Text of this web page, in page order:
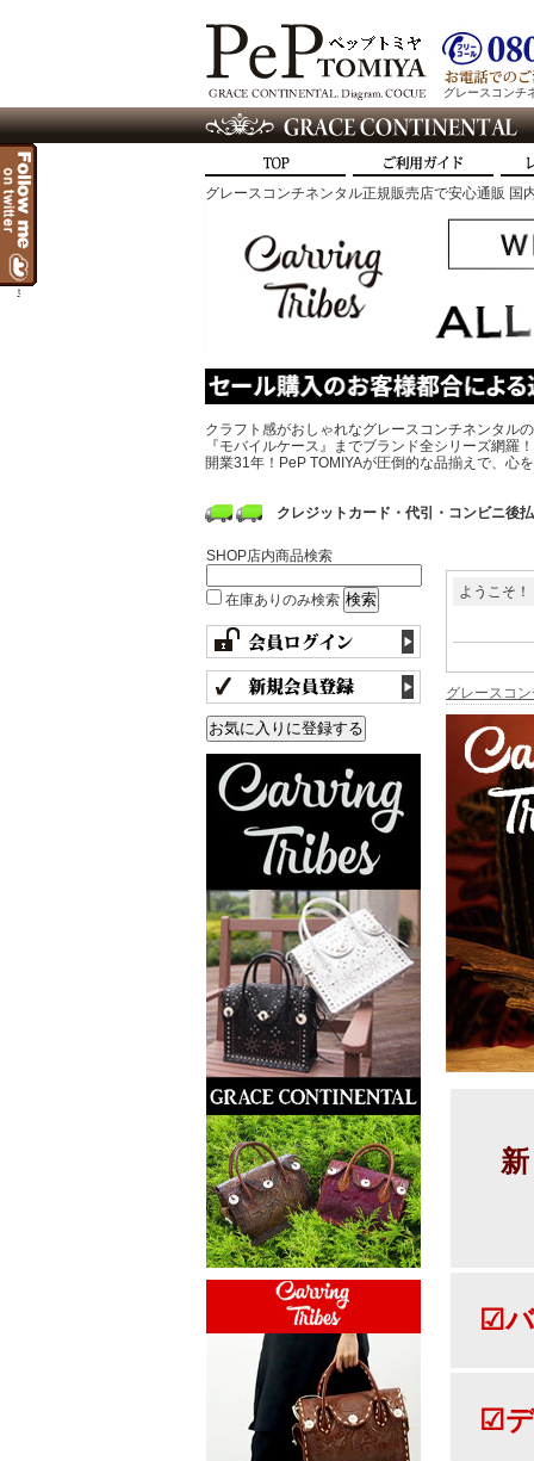
グレースコンチ
グレースコンチネンタル正規販売店で安心通販
クラフト感がおしゃれなグレースコンチネンタル
『モバイルケース』までブランド全シリーズ網
開業31年！PeP TOMIYAが圧倒的な品揃えで、心
クレジットカード・代引・コンビニ後
SHOP店内商品検索
在庫ありのみ検索
t
ようこそ
グレースコ
☑バ
☑デ